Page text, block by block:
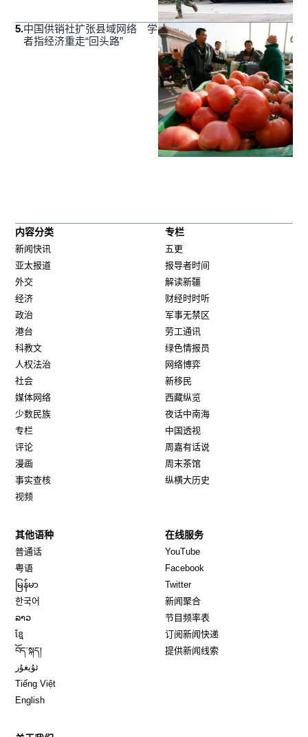
5.中国供销社扩张县域网络 学
者指经济重走“回头路”
内容分类
新闻快讯
亚太报道
外交
经济
政治
港台
科教文
人权法治
社会
媒体网络
少数民族
专栏
评论
漫画
事实查核
视频
专栏
五更
报导者时间
解读新疆
财经时时听
军事无禁区
劳工通讯
绿色情报员
网络博弈
新移民
西藏纵览
夜话中南海
中国透视
周嘉有话说
周末茶馆
纵横大历史
其他语种
普通话
粤语
မြန်မာ
한국어
ລາວ
ខ្មែ
བོད་སྐད།
ئۇيغۇر
Tiếng Việt
English
在线服务
YouTube
Facebook
TwitterOpens in new window
新闻聚合
节目频率表
订阅新闻快递
提供新闻线索